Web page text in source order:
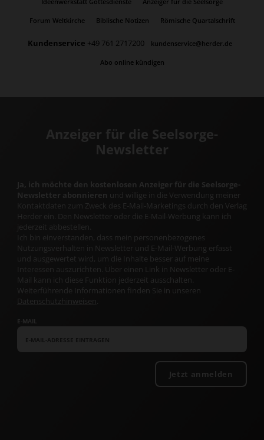
Forum Weltkirche Biblische Notizen Römische Quartalschrift
Kundenservice +49 761 2717200 kundenservice@herder.de
Abo online kündigen
Anzeiger für die Seelsorge-
Newsletter
Ja, ich möchte den kostenlosen Anzeiger für die Seelsorge-
Newsletter abonnieren und willige in die Verwendung meiner
Kontaktdaten zum Zweck des E-Mail-Marketings durch den Verlag
Herder ein. Den Newsletter oder die E-Mail-Werbung kann ich
jederzeit abbestellen.
Ich bin einverstanden, dass mein personenbezogenes
Nutzungsverhalten in Newsletter und E-Mail-Werbung erfasst
und ausgewertet wird, um die Inhalte besser auf meine
Interessen auszurichten. Über einen Link in Newsletter oder E-
Mail kann ich diese Funktion jederzeit ausschalten.
Weiterführende Informationen finden Sie in unseren
Datenschutzhinweisen
E-MAIL
Jetzt anmelden